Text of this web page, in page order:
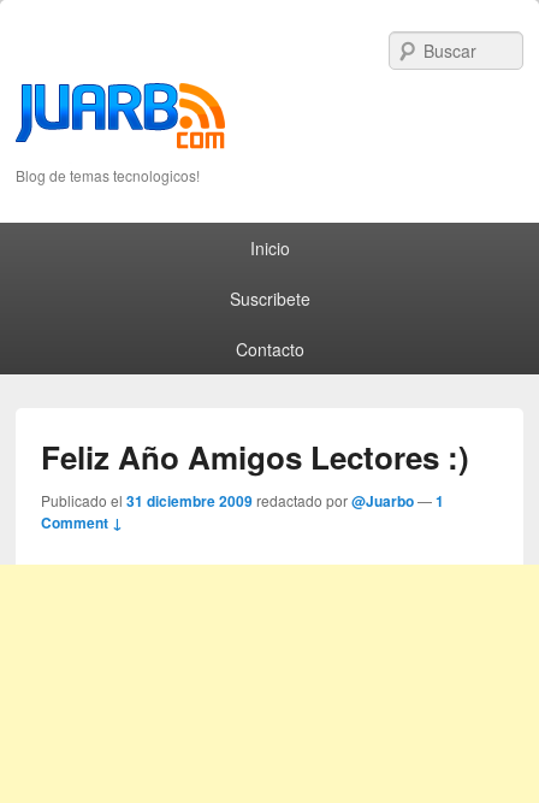
Blog de temas tecnologicos!
Inicio
Suscribete
Contacto
Feliz Año Amigos Lectores :)
Publicado el31 diciembre 2009 redactado por@Juarbo —1
Comment ↓